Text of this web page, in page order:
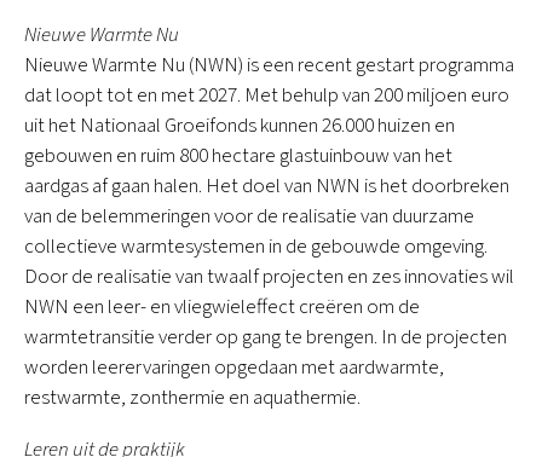
Nieuwe Warmte Nu
Nieuwe Warmte Nu (NWN) is een recent gestart programma
dat loopt tot en met 2027. Met behulp van 200 miljoen euro
uit het Nationaal Groeifonds kunnen 26.000 huizen en
gebouwen en ruim 800 hectare glastuinbouw van het
aardgas af gaan halen. Het doel van NWN is het doorbreken
van de belemmeringen voor de realisatie van duurzame
collectieve warmtesystemen in de gebouwde omgeving.
Door de realisatie van twaalf projecten en zes innovaties wil
NWN een leer- en vliegwieleffect creëren om de
warmtetransitie verder op gang te brengen. In de projecten
worden leerervaringen opgedaan met aardwarmte,
restwarmte, zonthermie en aquathermie.
Leren uit de praktijk